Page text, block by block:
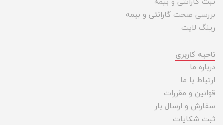
ثبت گارانتی و بیمه
بررسی صحت گارانتی و بیمه
رینگ لایت
ناحیه کاربری
درباره ما
ارتباط با ما
قوانین و مقررات
سفارش و ارسال بار
ثبت شکایات